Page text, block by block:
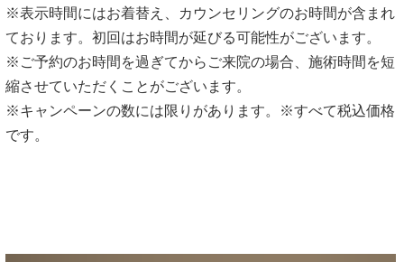
※表示時間にはお着替え、カウンセリングのお時間が含まれ
ております。初回はお時間が延びる可能性がございます。
※ご予約のお時間を過ぎてからご来院の場合、施術時間を短
縮させていただくことがございます。
※キャンペーンの数には限りがあります。※すべて税込価格
です。